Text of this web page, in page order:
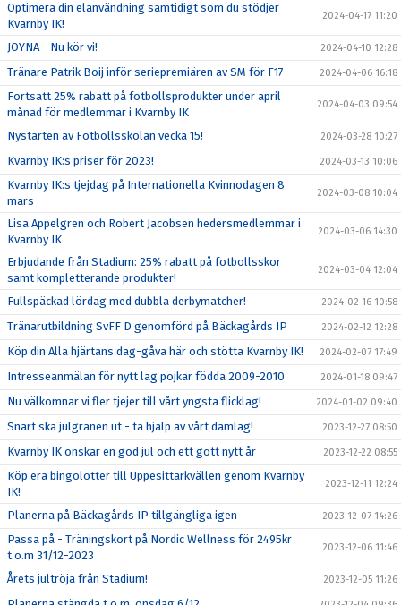
Optimera din elanvändning samtidigt som du stödjer
Kvarnby IK!
2024-04-17 11:20
JOYNA - Nu kör vi! 2024-04-10 12:28
Tränare Patrik Boij inför seriepremiären av SM för F17 2024-04-06 16:18
Fortsatt 25% rabatt på fotbollsprodukter under april
månad för medlemmar i Kvarnby IK
2024-04-03 09:54
Nystarten av Fotbollsskolan vecka 15! 2024-03-28 10:27
Kvarnby IK:s priser för 2023! 2024-03-13 10:06
Kvarnby IK:s tjejdag på Internationella Kvinnodagen 8
mars
2024-03-08 10:04
Lisa Appelgren och Robert Jacobsen hedersmedlemmar i
Kvarnby IK
2024-03-06 14:30
Erbjudande från Stadium: 25% rabatt på fotbollsskor
samt kompletterande produkter!
2024-03-04 12:04
Fullspäckad lördag med dubbla derbymatcher! 2024-02-16 10:58
Tränarutbildning SvFF D genomförd på Bäckagårds IP 2024-02-12 12:28
Köp din Alla hjärtans dag-gåva här och stötta Kvarnby IK! 2024-02-07 17:49
Intresseanmälan för nytt lag pojkar födda 2009-2010 2024-01-18 09:47
Nu välkomnar vi fler tjejer till vårt yngsta flicklag! 2024-01-02 09:40
Snart ska julgranen ut - ta hjälp av vårt damlag! 2023-12-27 08:50
Kvarnby IK önskar en god jul och ett gott nytt år 2023-12-22 08:55
Köp era bingolotter till Uppesittarkvällen genom Kvarnby
IK!
2023-12-11 12:24
Planerna på Bäckagårds IP tillgängliga igen 2023-12-07 14:26
Passa på - Träningskort på Nordic Wellness för 2495kr
t.o.m 31/12-2023
2023-12-06 11:46
Årets jultröja från Stadium! 2023-12-05 11:26